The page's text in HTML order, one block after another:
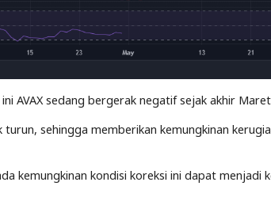
AVAX sedang bergerak negatif sejak akhir
sehingga memberikan kemungkinan
kemungkinan kondisi koreksi ini dapat menjadi